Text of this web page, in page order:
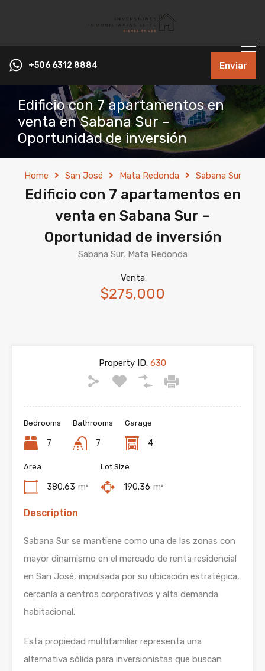
+506 6312 8884 Enviar
Edificio con 7 apartamentos en
venta en Sabana Sur –
Oportunidad de inversión
Home San José Mata Redonda Sabana Sur
Edificio con 7 apartamentos en
venta en Sabana Sur –
Oportunidad de inversión
Sabana Sur, Mata Redonda
Venta
$275,000
Property ID: 630
Bedrooms
7
Bathrooms
7
Garage
4
Area
380.63 m²
Lot Size
190.36 m²
Description
Sabana Sur se mantiene como una de las zonas con
mayor dinamismo en el mercado de renta residencial
en San José, impulsada por su ubicación estratégica,
cercanía a centros corporativos y alta demanda
habitacional.
Esta propiedad multifamiliar representa una
alternativa sólida para inversionistas que buscan